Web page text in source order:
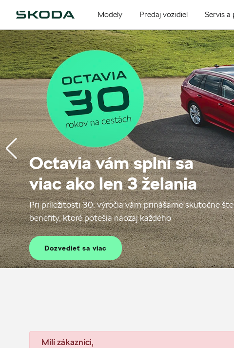
Modely Predaj vozidiel Servis a
Octavia vám splní sa
viac ako len 3 želania
Pri príležitosti 30. výročia vám prinášame skutočne
benefity, ktoré potešia naozaj každého
Dozvedieť sa viac
Milí zákazníci,